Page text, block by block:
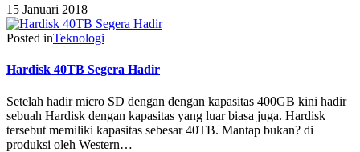
15 Januari 2018
Posted inTeknologi
Hardisk 40TB Segera Hadir
Setelah hadir micro SD dengan dengan kapasitas 400GB kini hadir
sebuah Hardisk dengan kapasitas yang luar biasa juga. Hardisk
tersebut memiliki kapasitas sebesar 40TB. Mantap bukan? di
produksi oleh Western…